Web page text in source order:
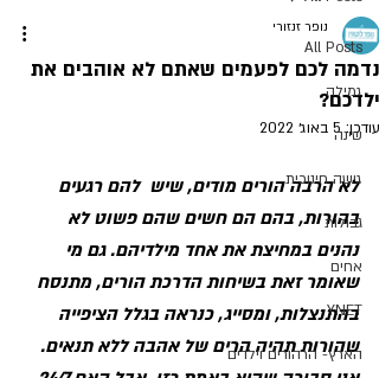
All Posts
גמילה
שינה
גישה חינוכית
גבולות
אחים
YNET
הארץ- הרהורים וילדים
נדמה לכם לפעמים שאתם לא אוהבים את
ילדכם?
נופר זנזורי
עודכן:5 באוג׳ 2022
לא הרבה הורים מודים, שיש  להם רגעים
בהורות, בהם הם חשים שהם פשוט לא
נהנים במחיצת את אחד מילדיהם. גם מי
שאומר זאת בשיחות הדרכת הורים, מתנסח
בהתנצלות, ומסייג, כנראה בגלל הציפייה
שהורות תהיה הרים של אהבה ללא תנאים.